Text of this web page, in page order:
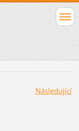
Následující